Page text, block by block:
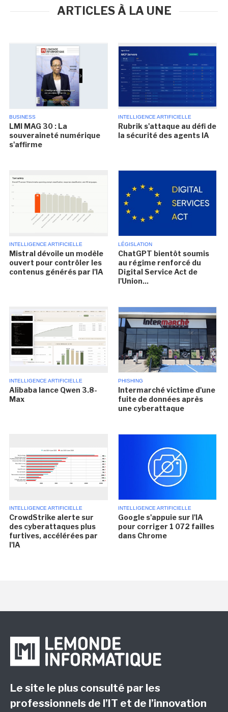
ARTICLES À LA UNE
BUSINESS
LMI MAG 30 : La
souveraineté numérique
s'affirme
INTELLIGENCE ARTIFICIELLE
Rubrik s'attaque au défi de
la sécurité des agents IA
INTELLIGENCE ARTIFICIELLE
Mistral dévoile un modèle
ouvert pour contrôler les
contenus générés par l'IA
LÉGISLATION
ChatGPT bientôt soumis
au régime renforcé du
Digital Service Act de
l'Union...
INTELLIGENCE ARTIFICIELLE
Alibaba lance Qwen 3.8-
Max
PHISHING
Intermarché victime d'une
fuite de données après
une cyberattaque
INTELLIGENCE ARTIFICIELLE
CrowdStrike alerte sur
des cyberattaques plus
furtives, accélérées par
l'IA
INTELLIGENCE ARTIFICIELLE
Google s'appuie sur l'IA
pour corriger 1 072 failles
dans Chrome
Le site le plus consulté par les
professionnels de l’IT et de l’innovation